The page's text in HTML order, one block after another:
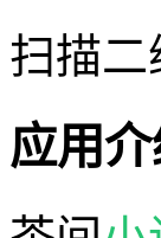
扫描二
应用